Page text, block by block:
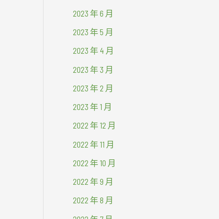
2023 年 6 月
2023 年 5 月
2023 年 4 月
2023 年 3 月
2023 年 2 月
2023 年 1 月
2022 年 12 月
2022 年 11 月
2022 年 10 月
2022 年 9 月
2022 年 8 月